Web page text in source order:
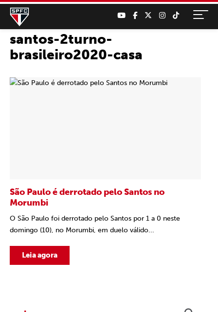
santos-2turno-
brasileiro2020-casa
São Paulo é derrotado pelo Santos no
Morumbi
O São Paulo foi derrotado pelo Santos por 1 a 0 neste
domingo (10), no Morumbi, em duelo válido...
Leia agora